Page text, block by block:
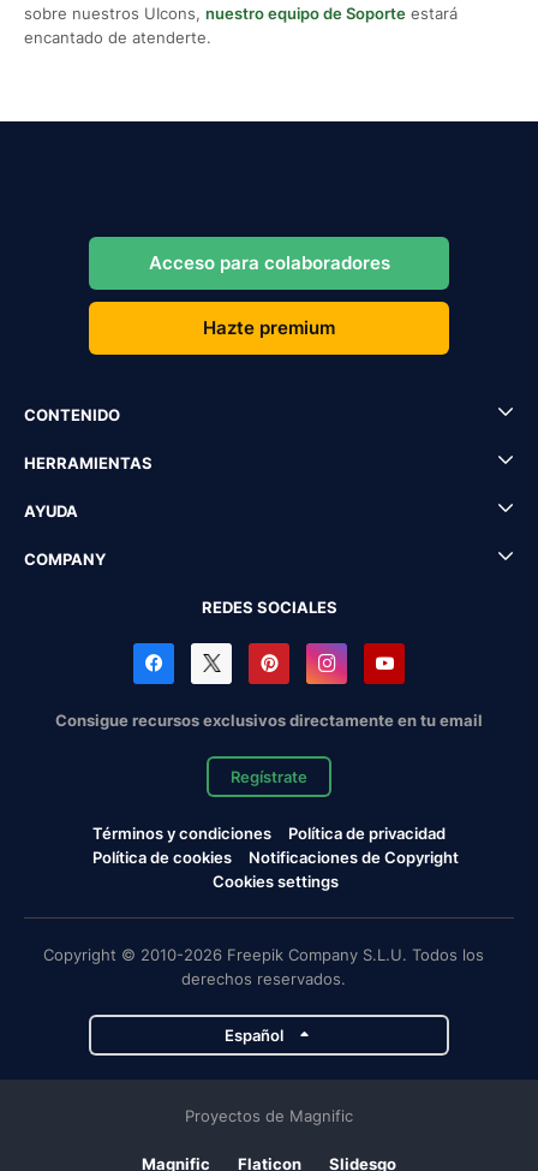
sobre nuestros UIcons, nuestro equipo de Soporte estará
encantado de atenderte.
Acceso para colaboradores
Hazte premium
CONTENIDO
HERRAMIENTAS
AYUDA
COMPANY
REDES SOCIALES
Consigue recursos exclusivos directamente en tu email
Regístrate
Términos y condiciones
Política de privacidad
Política de cookies
Notificaciones de Copyright
Cookies settings
Copyright © 2010-2026 Freepik Company S.L.U. Todos los
derechos reservados.
Español
Proyectos de Magnific
Magnific Flaticon Slidesgo